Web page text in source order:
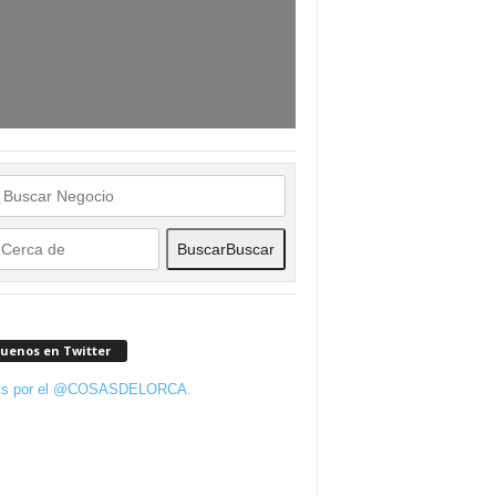
BuscarBuscar
en Twitter
por el @COSASDELORCA.